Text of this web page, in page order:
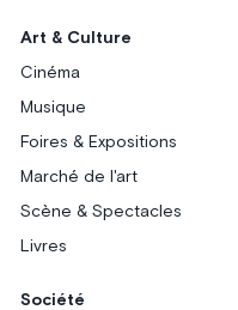
Art & Culture
Cinéma
Musique
Foires & Expositions
Marché de l'art
Scène & Spectacles
Livres
Société